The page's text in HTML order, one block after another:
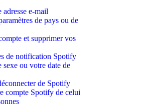
e-mail
de pays ou de
et supprimer vos
de notification Spotify
ou votre date de
de Spotify
compte Spotify de celui